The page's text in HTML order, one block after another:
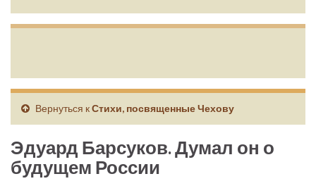
Вернуться кСтихи, посвященные Чехову
Эдуард Барсуков. Думал он о
будущем России